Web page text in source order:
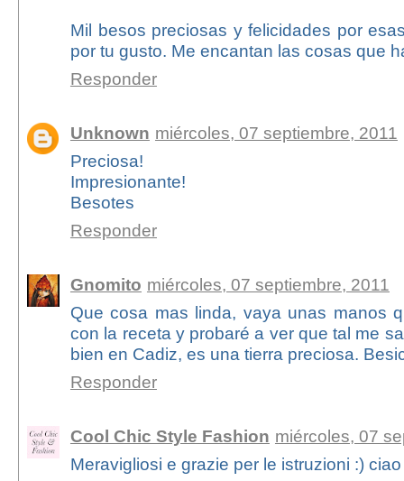
Mil besos preciosas y felicidades por
por tu gusto. Me encantan las cosas que
Responder
Unknown miércoles, 07 septiembre, 2011
Preciosa!
Impresionante!
Besotes
Responder
Gnomito miércoles, 07 septiembre, 2011
Que cosa mas linda, vaya unas manos
con la receta y probaré a ver que tal me
bien en Cadiz, es una tierra preciosa.
Responder
Cool Chic Style Fashion miércoles, 07
Meravigliosi e grazie per le istruzioni :) ciao